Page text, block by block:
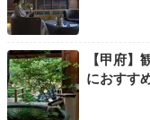
【甲府
におすす